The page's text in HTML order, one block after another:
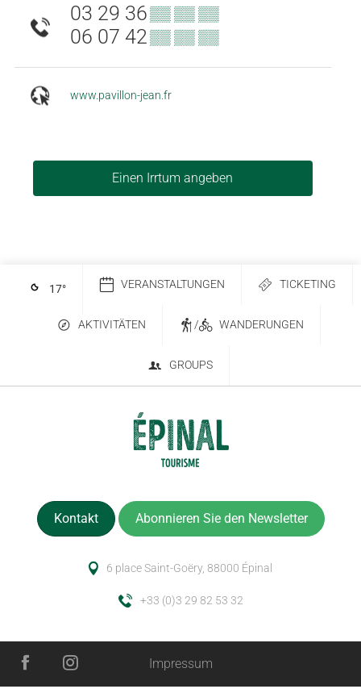
03 29 36▒▒ ▒▒ ▒▒
06 07 42▒▒ ▒▒ ▒▒
www.pavillon-jean.fr
Einen Irrtum angeben
17° VERANSTALTUNGEN TICKETING
AKTIVITÄTEN / WANDERUNGEN
GROUPS
Kontakt Abonnieren Sie den Newsletter
6 place Saint-Goëry, 88000 Épinal
+33 (0)3 29 82 53 32
Impressum